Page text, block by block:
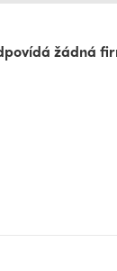
žádná